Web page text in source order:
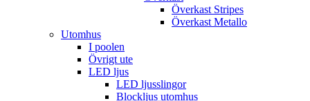
Överkast Stripes
Överkast Metallo
Utomhus
I poolen
Övrigt ute
LED ljus
LED ljusslingor
Blockljus utomhus